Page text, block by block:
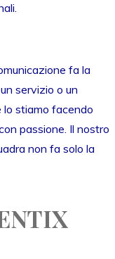
fa la
servizio o un
lo stiamo facendo
passione. Il nostro
non fa solo la